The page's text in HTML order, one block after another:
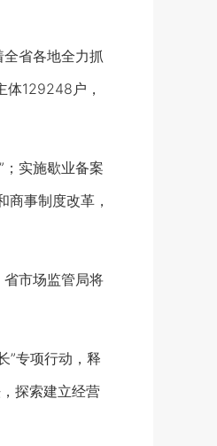
省各地全力抓
129248户，
实施歇业备案
事制度改革，
市场监管局将
”专项行动，释
探索建立经营